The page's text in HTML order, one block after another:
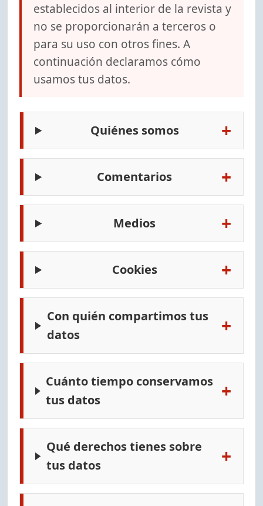
establecidos al interior de la revista y
no se proporcionarán a terceros o
para su uso con otros fines. A
continuación declaramos cómo
usamos tus datos.
Quiénes somos +
Comentarios +
Medios +
Cookies +
Con quién compartimos tus
datos
+
Cuánto tiempo conservamos
tus datos
+
Qué derechos tienes sobre
tus datos
+